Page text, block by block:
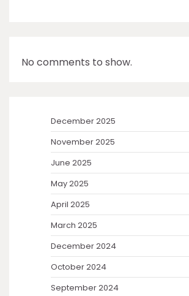
No comments to show.
December 2025
November 2025
June 2025
May 2025
April 2025
March 2025
December 2024
October 2024
September 2024